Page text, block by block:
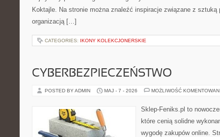
Koktajle. Na stronie można znaleźć inspiracje związane z sztuką
organizacją […]
CATEGORIES: IKONY KOLEKCJONERSKIE
CYBERBEZPIECZEŃSTWO
POSTED BY ADMIN MAJ - 7 - 2026 MOŻLIWOŚĆ
Sklep-Feniks.pl to
które cenią solidne
wygodę zakupów online.